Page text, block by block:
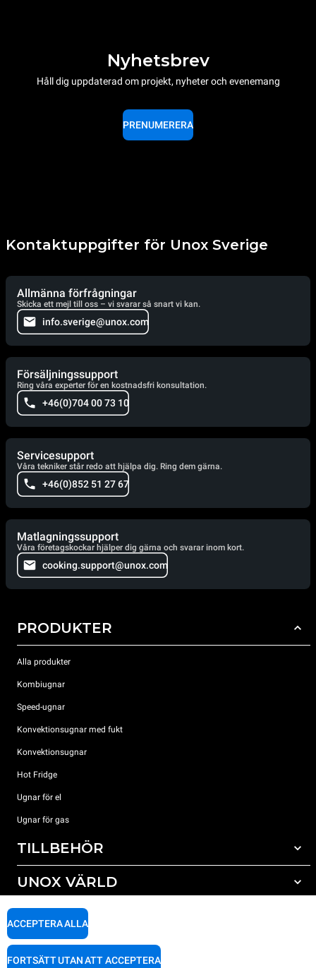
Nyhetsbrev
Håll dig uppdaterad om projekt, nyheter och evenemang
PRENUMERERA
Kontaktuppgifter för Unox Sverige
Allmänna förfrågningar
Skicka ett mejl till oss – vi svarar så snart vi kan.
info.sverige@unox.com
Försäljningssupport
Ring våra experter för en kostnadsfri konsultation.
+46(0)704 00 73 10
Servicesupport
Våra tekniker står redo att hjälpa dig. Ring dem gärna.
+46(0)852 51 27 67
Matlagningssupport
Våra företagskockar hjälper dig gärna och svarar inom kort.
cooking.support@unox.com
PRODUKTER
Alla produkter
Kombiugnar
Speed-ugnar
Konvektionsugnar med fukt
Konvektionsugnar
Hot Fridge
Ugnar för el
Ugnar för gas
TILLBEHÖR
Alla tillbehör
Rengöringsmedel för mauell rengöring
UNOX VÄRLD
Våra kontor runt om i världen
SUPPORT
ACCEPTERA ALLA
FORTSÄTT UTAN ATT ACCEPTERA